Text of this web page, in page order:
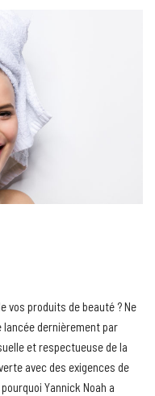
vos produits de beauté ? Ne
lancée dernièrement par
et respectueuse de la
avec des exigences de
Yannick Noah a